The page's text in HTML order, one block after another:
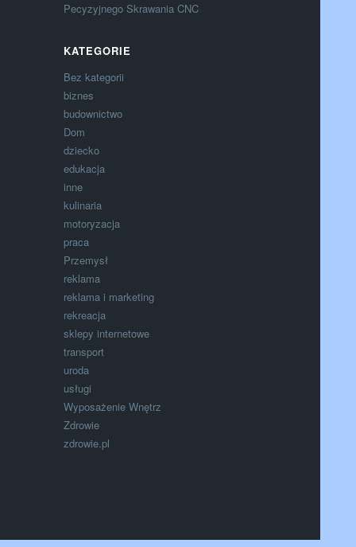
Pecyzyjnego Skrawania CNC
KATEGORIE
Bez kategorii
biznes
budownictwo
Dom
dziecko
edukacja
inne
kulinaria
motoryzacja
praca
Przemysł
reklama
reklama i marketing
rekreacja
sklepy internetowe
transport
uroda
usługi
Wyposażenie Wnętrz
Zdrowie
zdrowie.pl